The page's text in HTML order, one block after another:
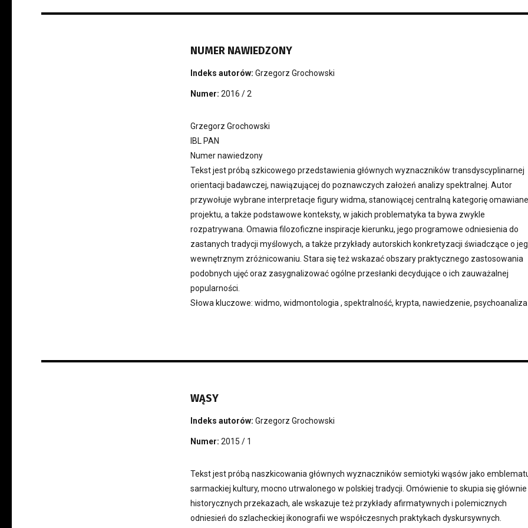
NUMER NAWIEDZONY
Indeks autorów: Grzegorz Grochowski
Numer: 2016 / 2
Grzegorz Grochowski
IBL PAN
Numer nawiedzony
Tekst jest próbą szkicowego przedstawienia głównych wyznaczników transdyscyplinarnej
orientacji badawczej, nawiązującej do poznawczych założeń analizy spektralnej. Autor
przywołuje wybrane interpretacje figury widma, stanowiącej centralną kategorię
projektu, a także podstawowe konteksty, w jakich problematyka ta bywa zwykle
rozpatrywana. Omawia filozoficzne inspiracje kierunku, jego programowe odniesienia do
zastanych tradycji myślowych, a także przykłady autorskich konkretyzacji świadczące o
wewnętrznym zróżnicowaniu. Stara się też wskazać obszary praktycznego zastosowania
podobnych ujęć oraz zasygnalizować ogólne przesłanki decydujące o ich zauważalnej
popularności.
Słowa kluczowe: widmo, widmontologia , spektralność, krypta, nawiedzenie, psychoanaliza
WĄSY
Indeks autorów: Grzegorz Grochowski
Numer: 2015 / 1
Tekst jest próbą naszkicowania głównych wyznaczników semiotyki wąsów jako
sarmackiej kultury, mocno utrwalonego w polskiej tradycji. Omówienie to skupia się głównie
historycznych przekazach, ale wskazuje też przykłady afirmatywnych i polemicznych
odniesień do szlacheckiej ikonografii we współczesnych praktykach dyskursywnych.